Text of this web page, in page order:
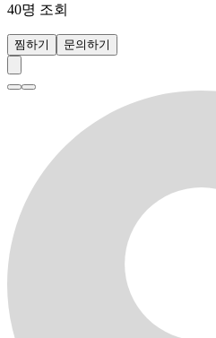
40명 조회
찜하기 문의하기